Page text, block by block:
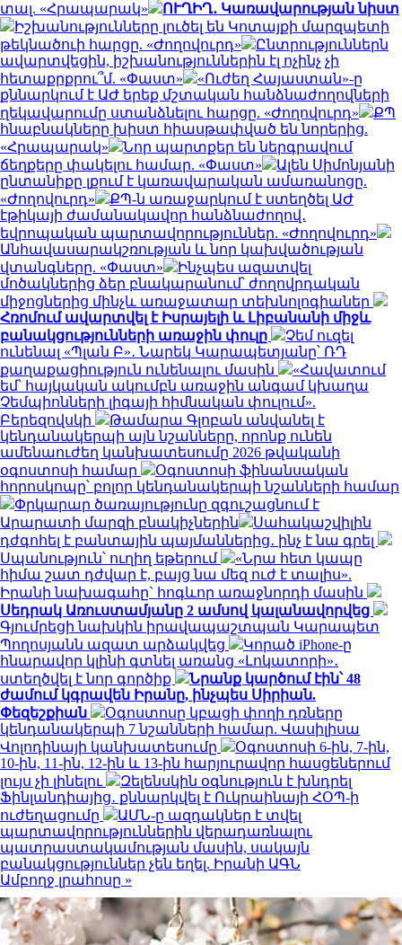
տալ. «Հրապարակ»
ՈՒՂԻՂ․ Կառավարության նիստ
Իշխանությունները լուծել են Կոտայքի մարզպետի
թեկնածուի հարցը. «Ժողովուրդ»
Ընտրություններն
ավարտվեցին, իշխանություններին էլ ոչինչ չի
հետաքրքրու՞մ. «Փաստ»
«Ուժեղ Հայաստան»-ը
քննարկում է ԱԺ երեք մշտական հանձնաժողովների
ղեկավարումը ստանձնելու հարցը. «Ժողովուրդ»
ՔՊ
հնաբնակները խիստ հիասթափված են նորերից.
«Հրապարակ»
Նոր պարտքեր են ներգրավում
ճեղքերը փակելու համար. «Փաստ»
Ալեն Սիմոնյանի
ընտանիքը լքում է կառավարական ամառանոցը.
«Ժողովուրդ»
ՔՊ-ն առաջարկում է ստեղծել ԱԺ
էթիկայի ժամանակավոր հանձնաժողով․
եվրոպական պարտավորություններ. «Ժողովուրդ»
Անհավասարակշռության և նոր կախվածության
վտանգները. «Փաստ»
Ինչպես ազատվել
մոծակներից ձեր բնակարանում՝ ժողովրդական
միջոցներից մինչև առաջատար տեխնոլոգիաներ
Հռոմում ավարտվել է Իսրայելի և Լիբանանի միջև
բանակցությունների առաջին փուլը
Չեմ ուզել
ունենալ «Պլան Բ»․ Նարեկ Կարապետյանը՝ ՌԴ
քաղաքացիություն ունենալու մասին
«Հավատում
եմ՝ հայկական ակումբն առաջին անգամ կխաղա
Չեմպիոնների լիգայի հիմնական փուլում».
Բերեզովսկի
Թամարա Գլոբան անվանել է
կենդանակերպի այն նշանները, որոնք ունեն
ամենաուժեղ կանխատեսումը 2026 թվականի
օգոստոսի համար
Օգոստոսի ֆինանսական
հորոսկոպը՝ բոլոր կենդանակերպի նշանների համար
Փրկարար ծառայությունը զգուշացնում է
Արարատի մարզի բնակիչներին
Սահակաշվիլին
դժգոհել է բանտային պայմաններից․ ինչ է նա գրել
Սպանություն՝ ուղիղ եթերում
«Նրա հետ կապը
հիմա շատ դժվար է, բայց նա մեզ ուժ է տալիս».
Իրանի նախագահը` հոգևոր առաջնորդի մասին
Սեդրակ Առուստամյանը 2 ամսով կալանավորվեց
Գյումրեցի նախկին իրավապաշտպան Կարապետ
Պողոսյանն ազատ արձակվեց
Կորած iPhone-ը
հնարավոր կլինի գտնել առանց «Լոկատորի»․
ստեղծվել է նոր գործիք
Նրանք կարծում էին՝ 48
ժամում կգրավեն Իրանը, ինչպես Սիրիան.
Փեզեշքիան
Օգոստոսը կբացի փողի դռները
կենդանակերպի 7 նշանների համար. Վասիլիսա
Վոլոդինայի կանխատեսումը
Օգոստոսի 6-ին, 7-ին,
10-ին, 11-ին, 12-ին և 13-ին հարյուրավոր հասցեներում
լույս չի լինելու
Զելենսկին օգնություն է խնդրել
Ֆինլանդիայից․ քննարկվել է Ուկրաինայի ՀՕՊ-ի
ուժեղացումը
ԱՄՆ-ը ազդակներ է տվել
պարտավորություններին վերադառնալու
պատրաստակամության մասին, սակայն
բանակցություններ չեն եղել. Իրանի ԱԳՆ
Ամբողջ լրահոսը »